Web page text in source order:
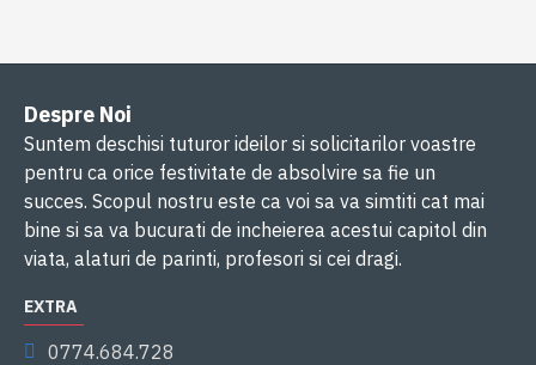
Despre Noi
Suntem deschisi tuturor ideilor si solicitarilor voastre
pentru ca orice festivitate de absolvire sa fie un
succes. Scopul nostru este ca voi sa va simtiti cat mai
bine si sa va bucurati de incheierea acestui capitol din
viata, alaturi de parinti, profesori si cei dragi.
EXTRA
0774.684.728